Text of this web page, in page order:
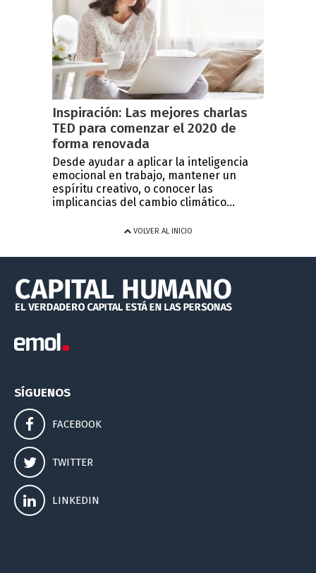
Inspiración: Las mejores charlas
TED para comenzar el 2020 de
forma renovada
Desde ayudar a aplicar la inteligencia
emocional en trabajo, mantener un
espíritu creativo, o conocer las
implicancias del cambio climático...
VOLVER AL INICIO
SÍGUENOS
FACEBOOK
TWITTER
LINKEDIN